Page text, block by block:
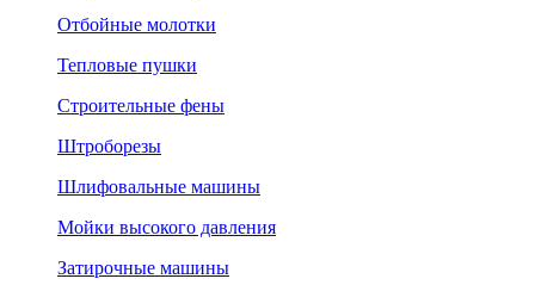
Отбойные молотки
Тепловые пушки
Строительные фены
Штроборезы
Шлифовальные машины
Мойки высокого давления
Затирочные машины